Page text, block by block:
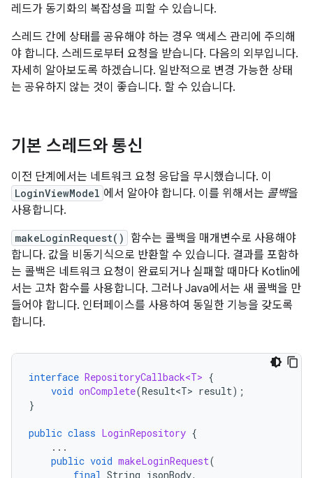
레드가 동기화의 복잡성을 피할 수 있습니다.
스레드 간에 상태를 공유해야 하는 경우 액세스 관리에 주의해
야 합니다. 스레드로부터 요청을 받습니다. 다음의 외부입니다.
자세히 알아보도록 하겠습니다. 일반적으로 변경 가능한 상태
는 공유하지 않는 것이 좋습니다. 할 수 있습니다.
기본 스레드와 통신
이전 단계에서는 네트워크 요청 응답을 무시했습니다. 이
LoginViewModel 에서 알아야 합니다. 이를 위해서는 콜백을
사용합니다.
makeLoginRequest()
함수는 콜백을 매개변수로 사용해야
합니다. 값을 비동기식으로 반환할 수 있습니다. 결과를 포함하
는 콜백은 네트워크 요청이 완료되거나 실패할 때마다 Kotlin에
서는 고차 함수를 사용합니다. 그러나 Java에서는 새 콜백을 만
들어야 합니다. 인터페이스를 사용하여 동일한 기능을 갖도록
합니다.
interface RepositoryCallback<T> {
void onComplete(Result<T> result);
}
public class LoginRepository {
...
public void makeLoginRequest(
final String jsonBody,